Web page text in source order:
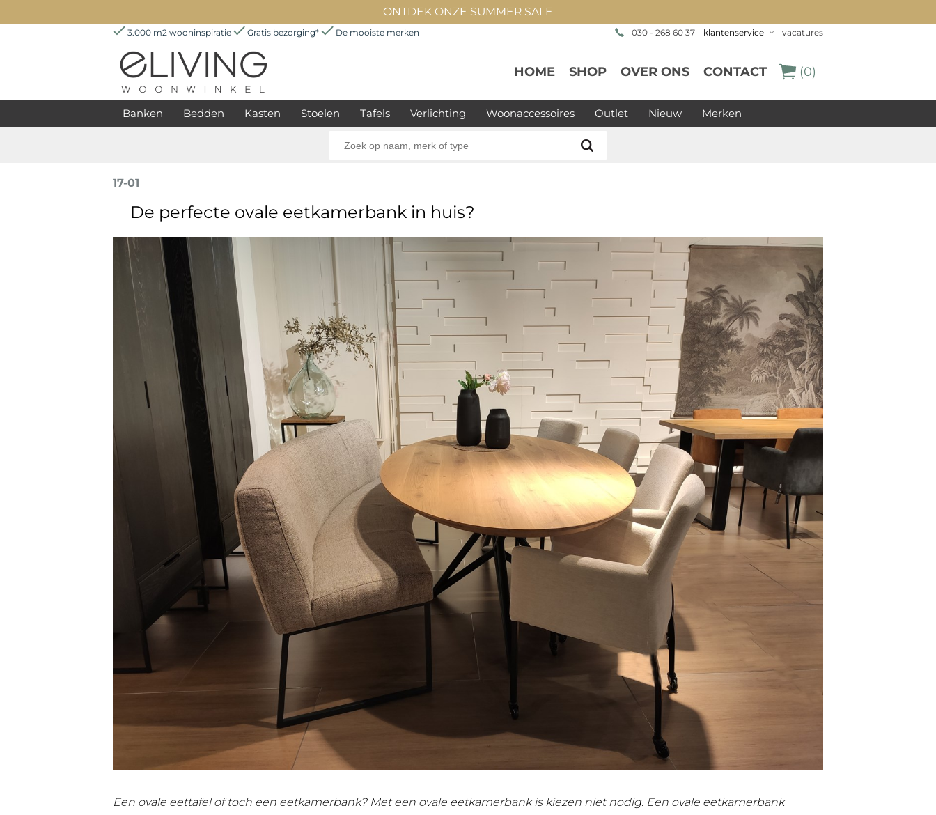
ONTDEK ONZE SUMMER SALE
3.000 m2 wooninspiratie Gratis bezorging* De mooiste merken 030 - 268 60 37 klantenservice vacatures
HOME SHOP OVER ONS CONTACT (0)
Banken Bedden Kasten Stoelen Tafels Verlichting Woonaccessoires Outlet Nieuw Merken
17-01
De perfecte ovale eetkamerbank in huis?
Een ovale eettafel of toch een eetkamerbank? Met een ovale eetkamerbank is kiezen niet nodig. Een ovale eetkamerbank